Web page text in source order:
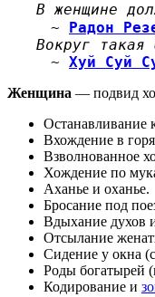
В женщине
~ Радон
Вокруг такая
~ Хуй Суй
Женщина — подвид
Останавливание
Вхождение в
Взволнованное
Хождение по
Аханье и оханье.
Бросание под
Вдыхание духов
Отсылание
Сидение у окна
Роды богатырей
Кодирование и